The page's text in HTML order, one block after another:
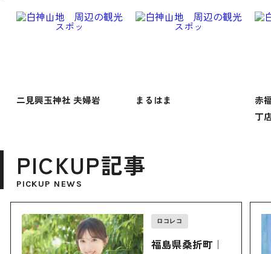
二見興玉神社 夫婦岩 まるはま
赤
丁
PICKUP記事
PICKUP NEWS
ロコレコ
福島県桑折町｜